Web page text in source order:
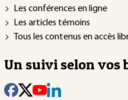
Les conférences en ligne
Les articles témoins
Tous les contenus en accès
Un suivi selon vos